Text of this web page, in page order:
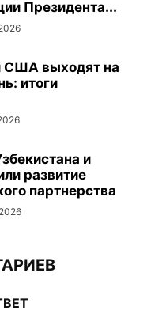
Президента...
США выходят на
итоги
и
развитие
партнерства